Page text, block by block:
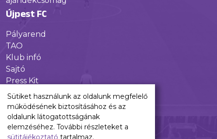
Újpest FC
Pályarend
TAO
Klub infó
Sajtó
Press Kit
Újpest FC Shop
Digitális felületeink
Facebook
Sütiket használunk az oldalunk megfelelő
működésének biztosításához és az
oldalunk látogatottságának
elemzéséhez. További részleteket a
sütitájékoztató tartalmaz.